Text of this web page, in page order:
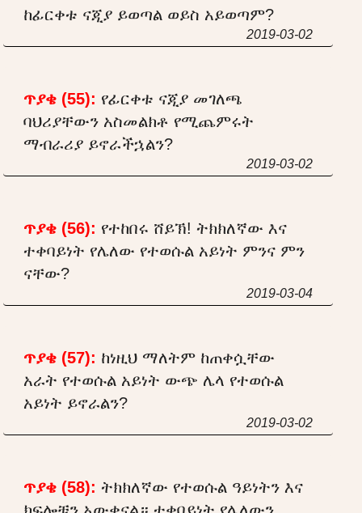
ከፊርቀቱ ናጂያ ይወጣል ወይስ አይወጣም?
2019-03-02
ጥያቄ (55): የፊርቀቱ ናጂያ መገለጫ
ባህሪያቸውን አስመልክቶ የሚጨምሩት
ማብራሪያ ይኖራችኋልን?
2019-03-02
ጥያቄ (56): የተከበሩ ሸይኽ! ትክክለኛው እና
ተቀባይነት የሌለው የተወሱል አይነት ምንና ምን
ናቸው?
2019-03-04
ጥያቄ (57): ከነዚህ ማለትም ከጠቀሷቸው
አራት የተወሱል አይነት ውጭ ሌላ የተወሱል
አይነት ይኖራልን?
2019-03-02
ጥያቄ (58): ትክክለኛው የተወሱል ዓይነትን እና